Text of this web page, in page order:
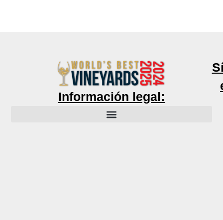
Información legal: